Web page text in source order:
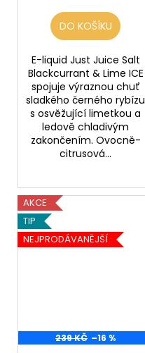
DO KOŠÍKU
E-liquid Just Juice Salt
Blackcurrant & Lime ICE
spojuje výraznou chuť
sladkého černého rybízu
s osvěžující limetkou a
ledově chladivým
zakončením. Ovocně-
citrusová...
AKCE
TIP
NEJPRODÁVANĚJŠÍ
239 KČ –16 %